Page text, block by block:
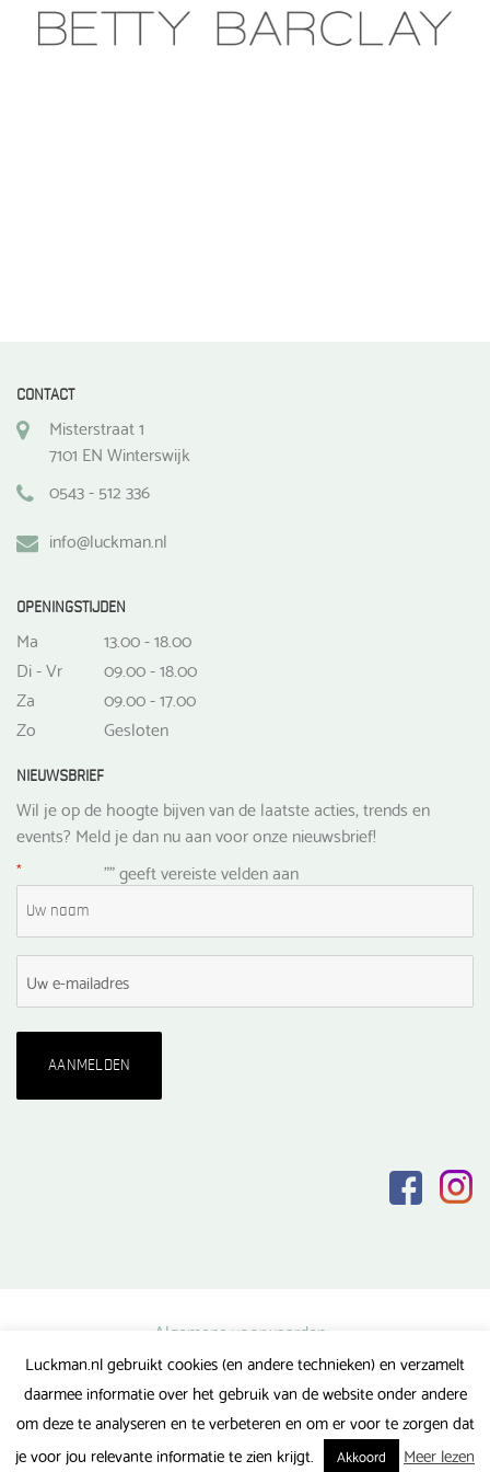
gekozen
worden
CONTACT
Misterstraat 1
7101 EN Winterswijk
0543 - 512 336
info@luckman.nl
OPENINGSTIJDEN
Ma
13.00 - 18.00
Di - Vr
09.00 - 18.00
Za
09.00 - 17.00
Zo
Gesloten
NIEUWSBRIEF
Wil je op de hoogte bijven van de laatste acties, trends en
events? Meld je dan nu aan voor onze nieuwsbrief!
"
* " geeft vereiste velden aan
Algemene voorwaarden
Privacy verklaring
Veel gestelde vragen
Luckman.nl gebruikt cookies (en andere technieken) en verzamelt
daarmee informatie over het gebruik van de website onder andere
om deze te analyseren en te verbeteren en om er voor te zorgen dat
je voor jou relevante informatie te zien krijgt.
Akkoord Meer lezen